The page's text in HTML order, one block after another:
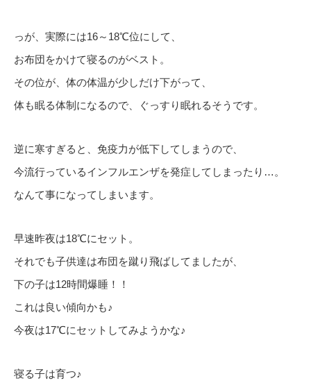
っが、実際には16～18℃位にして、
お布団をかけて寝るのがベスト。
その位が、体の体温が少しだけ下がって、
体も眠る体制になるので、ぐっすり眠れるそうです。
逆に寒すぎると、免疫力が低下してしまうので、
今流行っているインフルエンザを発症してしまったり…。
なんて事になってしまいます。
早速昨夜は18℃にセット。
それでも子供達は布団を蹴り飛ばしてましたが、
下の子は12時間爆睡！！
これは良い傾向かも♪
今夜は17℃にセットしてみようかな♪
寝る子は育つ♪